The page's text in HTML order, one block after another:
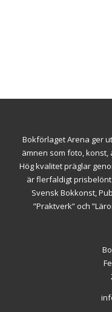
Bokförlaget Arena ger
ämnen som foto,
Hög kvalitet präglar
är flerfaldigt
Svensk Bokkonst,
”Praktverk” och